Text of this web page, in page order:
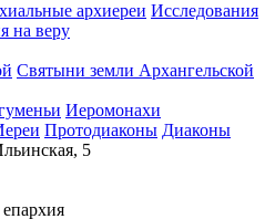
архиереи Исследования
на веру
Святыни земли Архангельской
Иеромонахи
Протодиаконы Диаконы
5